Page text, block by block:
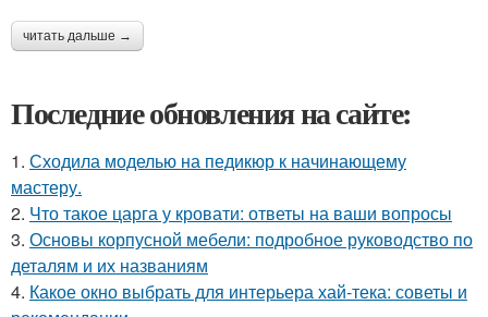
читать дальше →
Последние обновления на сайте:
1. Сходила моделью на педикюр к начинающему
мастеру.
2. Что такое царга у кровати: ответы на ваши вопросы
3. Основы корпусной мебели: подробное руководство по
деталям и их названиям
4. Какое окно выбрать для интерьера хай-тека: советы и